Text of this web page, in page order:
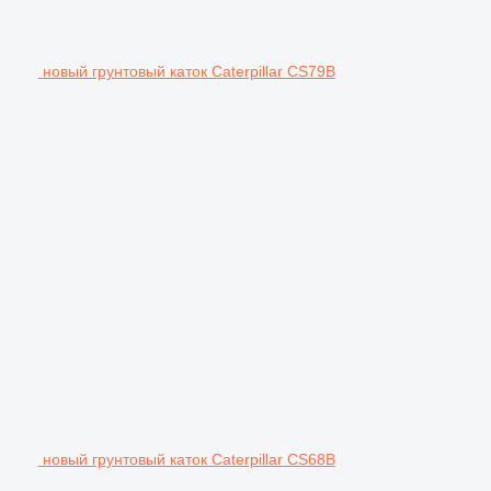
новый грунтовый каток Caterpillar CS79B
новый грунтовый каток Caterpillar CS68B